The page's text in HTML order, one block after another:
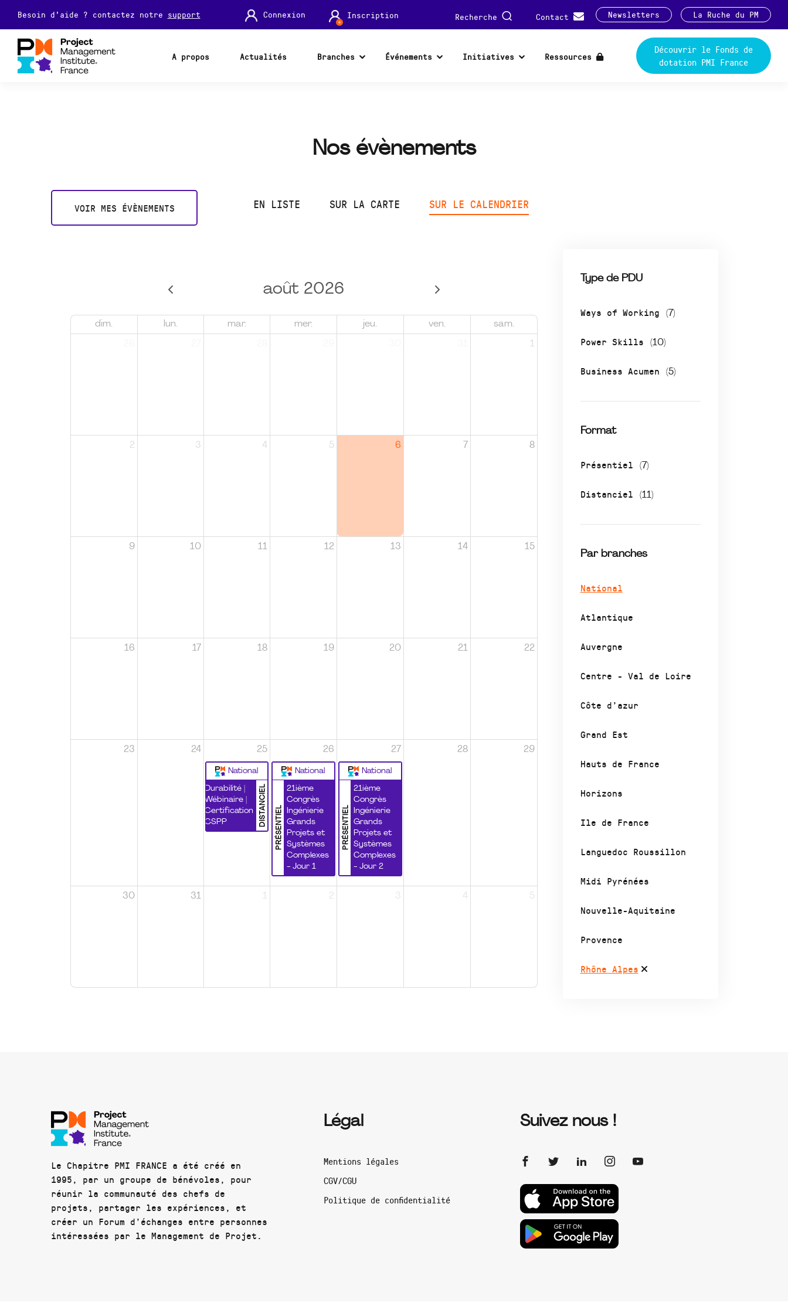
Besoin d'aide ? contactez notre support Connexion Inscription Recherche Contact Newsletters La Ruche du PM
A propos Actualités Branches Événements Initiatives Ressources
Découvrir le Fonds de
dotation PMI France
Nos évènements
VOIR MES ÉVÈNEMENTS EN LISTE SUR LA CARTE SUR LE CALENDRIER
Type de PDU
Ways of Working (7)
Power Skills (10)
Business Acumen (5)
Format
Présentiel (7)
Distanciel (11)
Par branches
National
Atlantique
Auvergne
Centre - Val de Loire
Côte d’azur
Grand Est
Hauts de France
Horizons
Ile de France
Languedoc Roussillon
Midi Pyrénées
Nouvelle-Aquitaine
Provence
Rhône Alpes
août 2026
dim. lun. mar. mer. jeu. ven. sam.
1
2 3 4 5 6 7 8
9 10 11 12 13 14 15
16 17 18 19 20 21 22
23 24 25
National
DISTANCIEL
Durabilité |
Wébinaire |
Certification
CSPP
26
National
PRÉSENTIEL
21ième
Congrès
Ingénierie
Grands
Projets et
Systèmes
Complexes
- Jour 1
27
National
PRÉSENTIEL
21ième
Congrès
Ingénierie
Grands
Projets et
Systèmes
Complexes
- Jour 2
28 29
30 31 1 2 3 4 5
Le Chapitre PMI FRANCE a été créé en
1995, par un groupe de bénévoles, pour
réunir la communauté des chefs de
projets, partager les expériences, et
créer un Forum d'échanges entre personnes
intéressées par le Management de Projet.
Légal
Mentions légales
CGV/CGU
Politique de confidentialité
Suivez nous !